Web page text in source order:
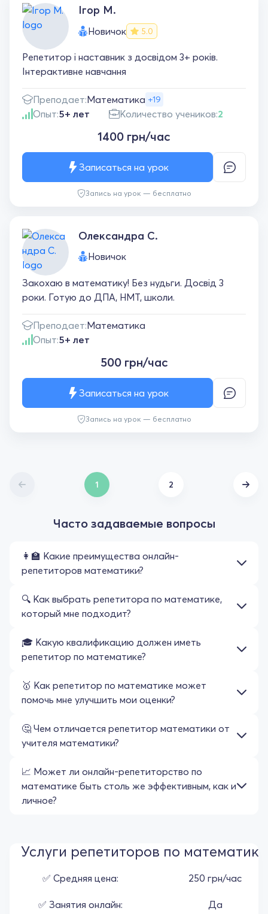
Ігор М.
Новичок 5.0
Репетитор і наставник з досвідом 3+ років.
Інтерактивне навчання
Преподает:Математика +19
Опыт:5+ лет Количество учеников:2
1400 грн/час
Запись на урок — бесплатно
Записаться на урок
Олександра С.
Новичок
Закохаю в математику! Без нудьги. Досвід 3
роки. Готую до ДПА, НМТ, школи.
Преподает:Математика
Опыт:5+ лет
500 грн/час
Запись на урок — бесплатно
Записаться на урок
1 2
Часто задаваемые вопросы
👩‍🏫 Какие преимущества онлайн-
репетиторов математики?
🔍 Как выбрать репетитора по математике,
который мне подходит?
🎓 Какую квалификацию должен иметь
репетитор по математике?
🥇 Как репетитор по математике может
помочь мне улучшить мои оценки?
🤔 Чем отличается репетитор математики от
учителя математики?
📈 Может ли онлайн-репетиторство по
математике быть столь же эффективным, как и
личное?
Услуги репетиторов по математики
✅ Средняя цена: 250 грн/час
✅ Занятия онлайн: Да